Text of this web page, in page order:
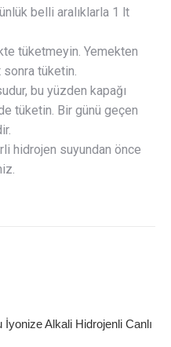
belli aralıklarla 1 lt
tüketmeyin. Yemekten
tüketin.
bu yüzden kapağı
tüketin. Bir günü geçen
hidrojen suyundan önce
İyonize Alkali Hidrojenli Canlı